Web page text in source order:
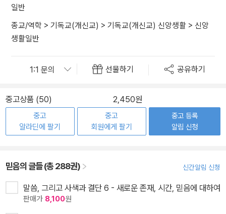
일반
종교/역학 > 기독교(개신교) > 기독교(개신교) 신앙생활 > 신앙
생활일반
선물하기 공유하기
중고상품 (50) 2,450원
중고
알라딘에 팔기
중고
회원에게 팔기
중고 등록
알림 신청
믿음의 글들 (총 288권) 신간알림 신청
말씀, 그리고 사색과 결단 6 - 새로운 존재, 시간, 믿음에 대하여
판매가 8,100원